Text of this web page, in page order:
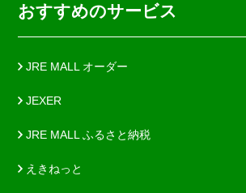
おすすめのサービス
JRE MALL オーダー
JEXER
JRE MALL ふるさと納税
えきねっと